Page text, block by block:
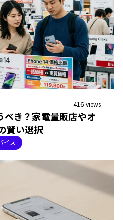
416 views
き？家電量販店やオ
賢い選択
イス